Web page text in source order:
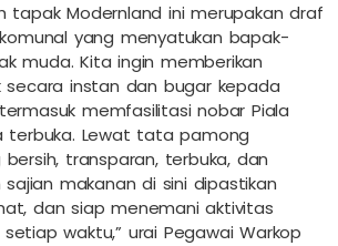
tapak Modernland ini merupakan draf
yang menyatukan bapak-
muda. Kita ingin memberikan
secara instan dan bugar kepada
memfasilitasi nobar Piala
terbuka. Lewat tata pamong
transparan, terbuka, dan
sajian makanan di sini dipastikan
dan siap menemani aktivitas
waktu,” urai Pegawai Warkop